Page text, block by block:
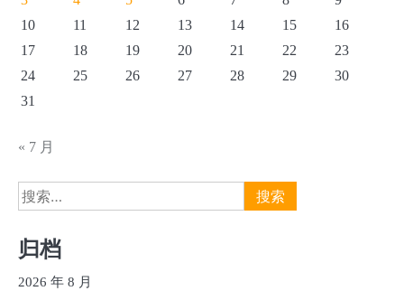
10
11 12 13 14 15
16
17
18 19 20 21 22
23
24
25 26 27 28 29
30
31
« 7 月
搜
索：
归档
2026 年 8 月